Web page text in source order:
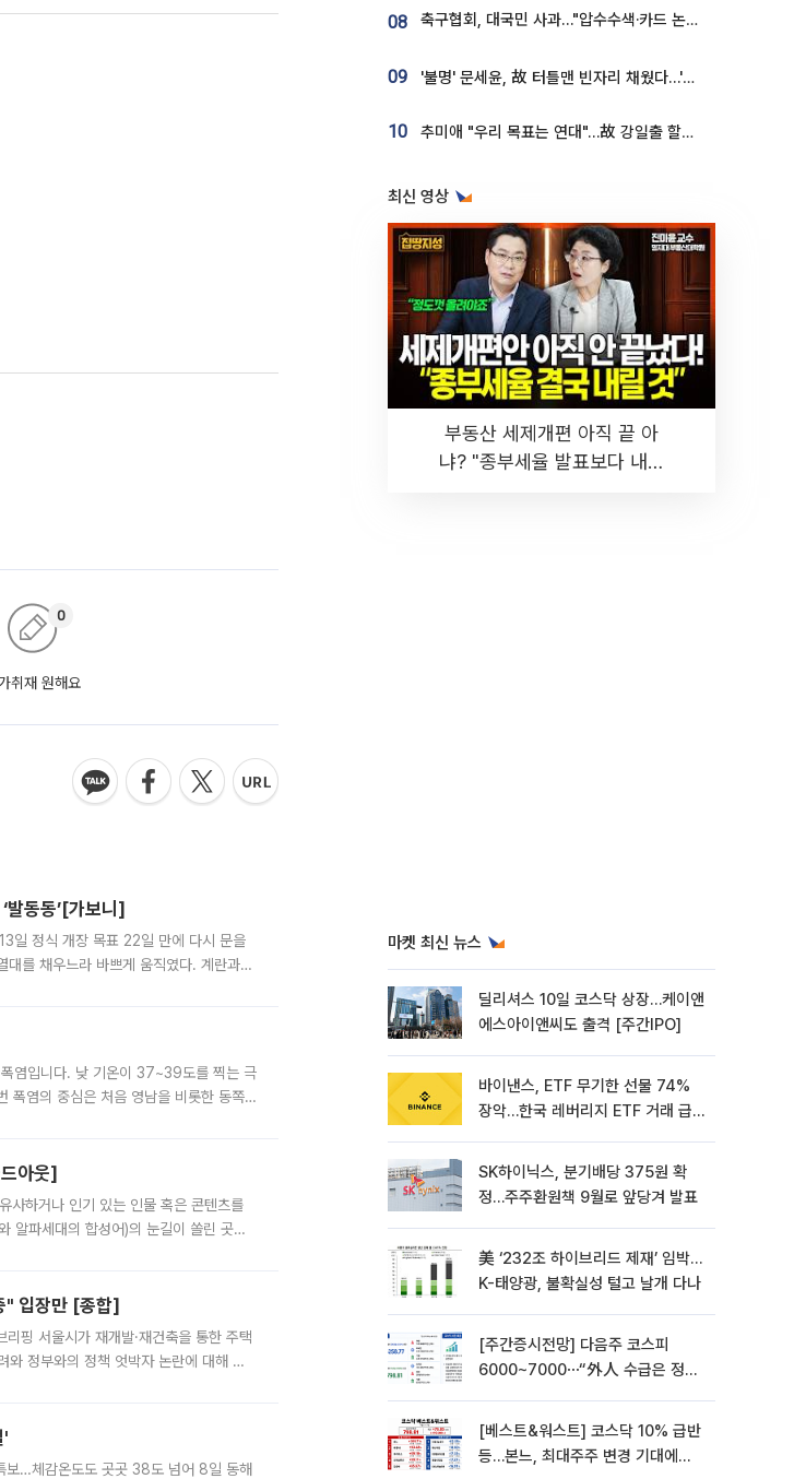
취재 원해요
0
동동’[가보니]
일 정식 개장 목표 22일 만에 다시 문을
대를 채우느라 바쁘게 움직였다. 계란과
폭염입니다. 낮 기온이 37~39도를 찍는 극
폭염의 중심은 처음 영남을 비롯한 동쪽
아웃]
사하거나 인기 있는 인물 혹은 콘텐츠를
알파세대의 합성어)의 눈길이 쏠린 곳은
" 입장만 [종합]
핑 서울시가 재개발·재건축을 통한 주택
정부와의 정책 엇박자 논란에 대해 정
'
…체감온도도 곳곳 38도 넘어 8일 동해
08 축구협회, 대국민 사과…"압수수색·카드 논란 사죄, 강도 높은 쇄신"
09 '불명' 문세윤, 故 터틀맨 빈자리 채웠다…'거북이' 눈물의 최종 우승
10 추미애 "우리 목표는 연대"…故 강일출 할머니 흉상 제막
최신 영상
부동산 세제개편 아직 끝 아
냐? "종부세율 발표보다 내릴
마켓 최신 뉴스
딜리셔스 10일 코스닥 상장…케이앤
에스아이앤씨도 출격 [주간IPO]
바이낸스, ETF 무기한 선물 74%
장악…한국 레버리지 ETF 거래 급
SK하이닉스, 분기배당 375원 확
정…주주환원책 9월로 앞당겨 발표
美 ‘232조 하이브리드 제재’ 임박…
K-태양광, 불확실성 털고 날개 다나
[주간증시전망] 다음주 코스피
6000~7000⋯“外人 수급은 정책
[베스트&워스트] 코스닥 10% 급반
등…본느, 최대주주 변경 기대에